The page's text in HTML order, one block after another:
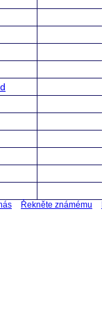
Řekněte známému